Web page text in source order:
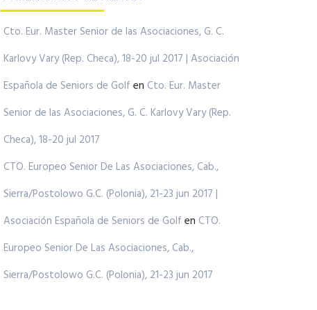
Cto. Eur. Master Senior de las Asociaciones, G. C.
Karlovy Vary (Rep. Checa), 18-20 jul 2017 | Asociación
Española de Seniors de Golf en Cto. Eur. Master
Senior de las Asociaciones, G. C. Karlovy Vary (Rep.
Checa), 18-20 jul 2017
CTO. Europeo Senior De Las Asociaciones, Cab.,
Sierra/Postolowo G.C. (Polonia), 21-23 jun 2017 |
Asociación Española de Seniors de Golf en CTO.
Europeo Senior De Las Asociaciones, Cab.,
Sierra/Postolowo G.C. (Polonia), 21-23 jun 2017